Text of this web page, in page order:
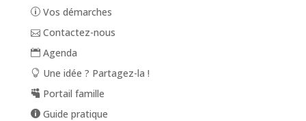
Vos démarches
Contactez-nous
Agenda
Une idée ? Partagez-la !
Portail famille
Guide pratique